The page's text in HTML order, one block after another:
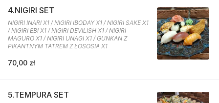
4.NIGIRI SET
NIGIRI INARI X1 / NIGIRI IBODAY X1 / NIGIRI SAKE X1
/ NIGIRI EBI X1 / NIGIRI DEVILISH X1 / NIGIRI
MAGURO X1 / NIGIRI UNAGI X1 / GUNKAN Z
PIKANTNYM TATREM Z ŁOSOSIA X1
70,00 zł
5.TEMPURA SET